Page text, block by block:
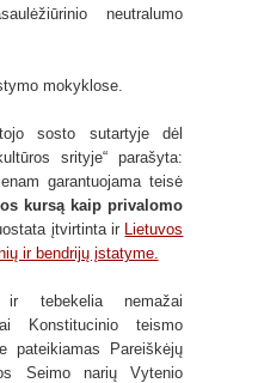
neutralumo
mokyklose.
sosto sutartyje dėl
srityje“ parašyta:
garantuojama teisė
kursą kaip privalomo
įtvirtinta ir Lietuvos
ir bendrijų įstatyme.
tebekelia nemažai
Konstitucinio teismo
pateikiamas Pareiškėjų
Seimo narių Vytenio